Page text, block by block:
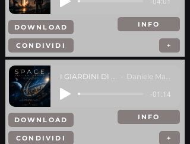
DOWNLOAD
CONDIVIDI
INFO
+
Daniele Mastracci
-01:14
DOWNLOAD
CONDIVIDI
INFO
+